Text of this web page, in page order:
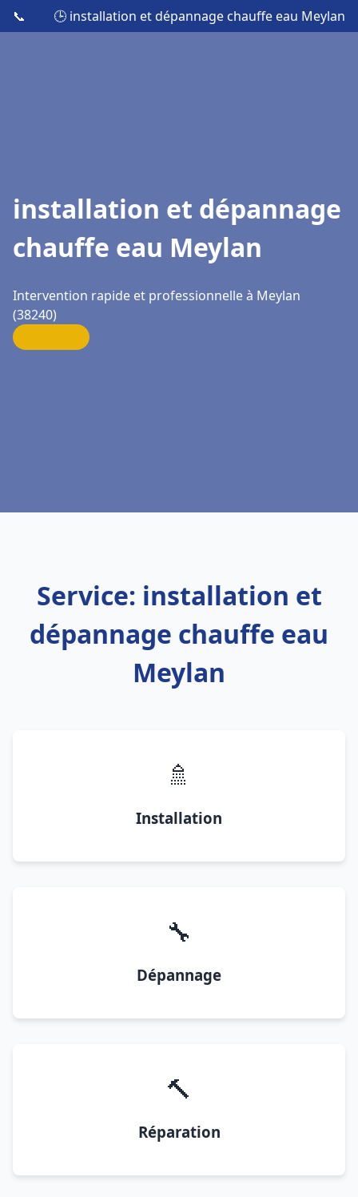
📞 🕒 installation et dépannage chauffe eau Meylan
installation et dépannage
chauffe eau Meylan
Intervention rapide et professionnelle à Meylan
(38240)
Service: installation et
dépannage chauffe eau
Meylan
🚿
Installation
🔧
Dépannage
🔨
Réparation